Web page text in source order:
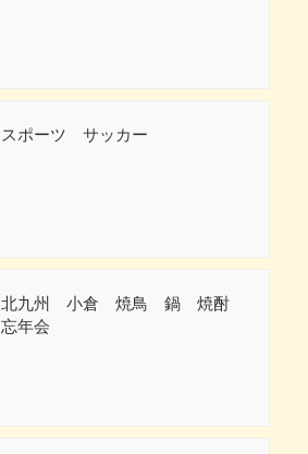
スポーツ サッカー
北九州 小倉 焼鳥 鍋 焼酎
忘年会